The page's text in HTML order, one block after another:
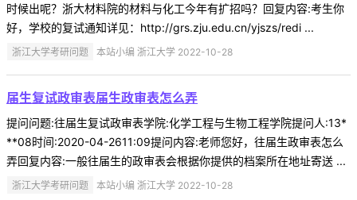
时候出呢？浙大材料院的材料与化工今年有扩招吗？回复内容:考生你
好，学校的复试通知详见：http://grs.zju.edu.cn/yjszs/redi ...
浙江大学考研问题 本站小编 浙江大学 2022-10-28
届生复试政审表届生政审表怎么弄
提问问题:往届生复试政审表学院:化学工程与生物工程学院提问人:13*
**08时间:2020-04-2611:09提问内容:老师您好，往届生政审表怎么
弄回复内容:一般往届生的政审表会根据你提供的档案所在地址寄送 ...
浙江大学考研问题 本站小编 浙江大学 2022-10-28